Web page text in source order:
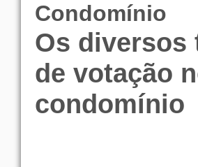
Condomínio
Os diversos
de votação
condomínio